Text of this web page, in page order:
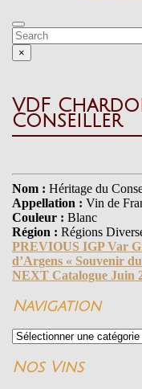
Close
Button
Search
for:
×
VDF
Conseiller
Nom : Héritage du
Appellation : Vin de
Couleur : Blanc
Région : Régions
Navigation
de
l’article
PREVIOUS Previous
post:
IGP Var
d’Argens « Souvenir
NEXT Next
Catalogue Juin
Navigation
Navigation
Nos Vins